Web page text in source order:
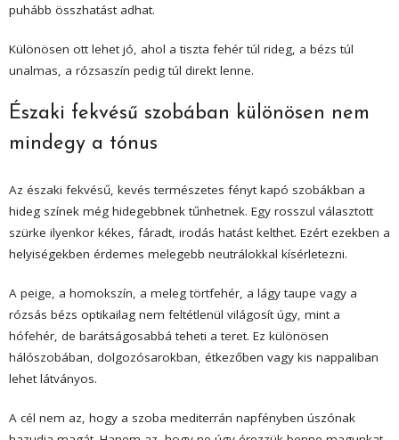
puhább összhatást adhat.
Különösen ott lehet jó, ahol a tiszta fehér túl rideg, a bézs túl
unalmas, a rózsaszín pedig túl direkt lenne.
Északi fekvésű szobában különösen nem
mindegy a tónus
Az északi fekvésű, kevés természetes fényt kapó szobákban a
hideg színek még hidegebbnek tűnhetnek. Egy rosszul választott
szürke ilyenkor kékes, fáradt, irodás hatást kelthet. Ezért ezekben a
helyiségekben érdemes melegebb neutrálokkal kísérletezni.
A peige, a homokszín, a meleg törtfehér, a lágy taupe vagy a
rózsás bézs optikailag nem feltétlenül világosít úgy, mint a
hófehér, de barátságosabbá teheti a teret. Ez különösen
hálószobában, dolgozósarokban, étkezőben vagy kis nappaliban
lehet látványos.
A cél nem az, hogy a szoba mediterrán napfényben úszónak